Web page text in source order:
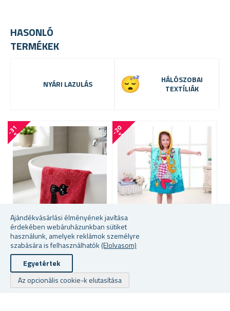
Ajándékvásárlási élményének javítása
érdekében webáruházunkban sütiket
használunk, amelyek reklámok személyre
szabására is felhasználhatók (Elolvasom)
Egyetértek
Az opcionális cookie-k elutasítása
HASONLÓ
TERMÉKEK
NYÁRI LAZULÁS
HÁLÓSZOBAI
TEXTÍLIÁK
-
3
1
%
További szín közül lehet
választani
CICÁS TÖRÖLKÖZŐ 50X25
CM
★★★★★
★★★★★
-
2
0
%
BABA PONCSÓ
FÜRDŐLEPEDŐ - TENGERI